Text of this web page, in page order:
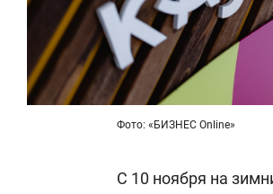
Фото: «БИЗНЕС Online»
С 10 ноября на